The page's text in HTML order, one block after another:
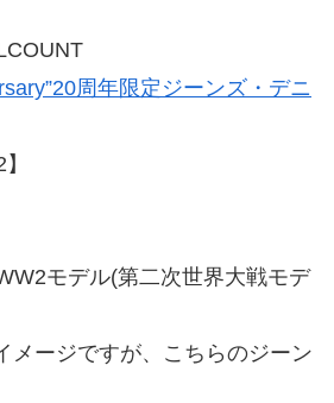
周年限定ジーンズ・デニ
モデル(第二次世界大戦モデ
メージですが、こちらのジーン